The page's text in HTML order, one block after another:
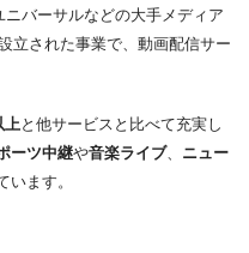
バーサルなどの大手メディア
立された事業で、動画配信サー
上と他サービスと比べて充実し
ーツ中継や音楽ライブ、 ニュー
ます。